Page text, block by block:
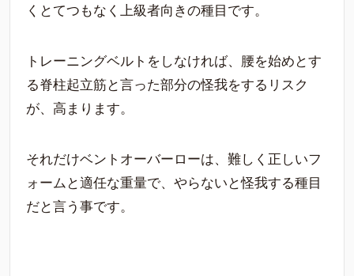
くとてつもなく上級者向きの種目です。
トレーニングベルトをしなければ、腰を始めとす
る脊柱起立筋と言った部分の怪我をするリスク
が、高まります。
それだけベントオーバーローは、難しく正しいフ
ォームと適任な重量で、やらないと怪我する種目
だと言う事です。